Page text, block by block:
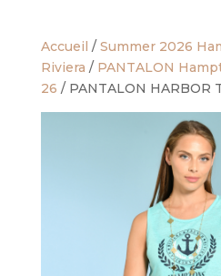
Accueil / Summer 2026
Riviera / PANTALON
26 / PANTALON HARBOR